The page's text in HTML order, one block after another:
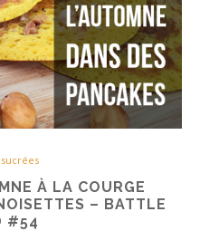
À LA COURGE
– BATTLE
#54